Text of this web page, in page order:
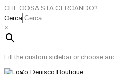
CHE COSA STA CERCANDO?
Cerca
×
Fill the custom sidebar or choose